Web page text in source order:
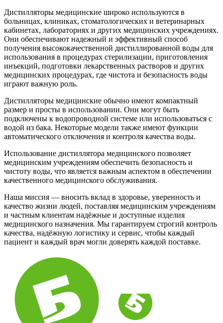
Дистилляторы медицинские широко используются в
больницах, клиниках, стоматологических и ветеринарных
кабинетах, лабораториях и других медицинских учреждениях.
Они обеспечивают надежный и эффективный способ
получения высококачественной дистиллированной воды для
использования в процедурах стерилизации, приготовления
инъекций, подготовки лекарственных растворов и других
медицинских процедурах, где чистота и безопасность воды
играют важную роль.
Дистилляторы медицинские обычно имеют компактный
размер и просты в использовании. Они могут быть
подключены к водопроводной системе или использоваться с
водой из бака. Некоторые модели также имеют функции
автоматического отключения и контроля качества воды.
Использование дистиллятора медицинского позволяет
медицинским учреждениям обеспечить безопасность и
чистоту воды, что является важным аспектом в обеспечении
качественного медицинского обслуживания.
Наша миссия — вносить вклад в здоровье, уверенность и
качество жизни людей, поставляя медицинским учреждениям
и частным клиентам надёжные и доступные изделия
медицинского назначения. Мы гарантируем строгий контроль
качества, надёжную логистику и сервис, чтобы каждый
пациент и каждый врач могли доверять каждой поставке.